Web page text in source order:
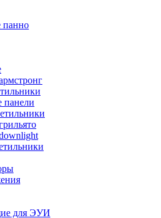
панно
панели
для ЭУИ